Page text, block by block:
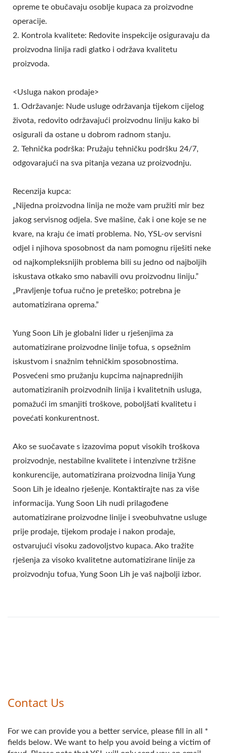
opreme te obučavaju osoblje kupaca za proizvodne
operacije.
2. Kontrola kvalitete: Redovite inspekcije osiguravaju da
proizvodna linija radi glatko i održava kvalitetu
proizvoda.
<Usluga nakon prodaje>
1. Održavanje: Nude usluge održavanja tijekom cijelog
života, redovito održavajući proizvodnu liniju kako bi
osigurali da ostane u dobrom radnom stanju.
2. Tehnička podrška: Pružaju tehničku podršku 24/7,
odgovarajući na sva pitanja vezana uz proizvodnju.
Recenzija kupca:
„Nijedna proizvodna linija ne može vam pružiti mir bez
jakog servisnog odjela. Sve mašine, čak i one koje se ne
kvare, na kraju će imati problema. No, YSL-ov servisni
odjel i njihova sposobnost da nam pomognu riješiti neke
od najkompleksnijih problema bili su jedno od najboljih
iskustava otkako smo nabavili ovu proizvodnu liniju.”
„Pravljenje tofua ručno je preteško; potrebna je
automatizirana oprema.”
Yung Soon Lih je globalni lider u rješenjima za
automatizirane proizvodne linije tofua, s opsežnim
iskustvom i snažnim tehničkim sposobnostima.
Posvećeni smo pružanju kupcima najnaprednijih
automatiziranih proizvodnih linija i kvalitetnih usluga,
pomažući im smanjiti troškove, poboljšati kvalitetu i
povećati konkurentnost.
Ako se suočavate s izazovima poput visokih troškova
proizvodnje, nestabilne kvalitete i intenzivne tržišne
konkurencije, automatizirana proizvodna linija Yung
Soon Lih je idealno rješenje. Kontaktirajte nas za više
informacija. Yung Soon Lih nudi prilagođene
automatizirane proizvodne linije i sveobuhvatne usluge
prije prodaje, tijekom prodaje i nakon prodaje,
ostvarujući visoku zadovoljstvo kupaca. Ako tražite
rješenja za visoko kvalitetne automatizirane linije za
proizvodnju tofua, Yung Soon Lih je vaš najbolji izbor.